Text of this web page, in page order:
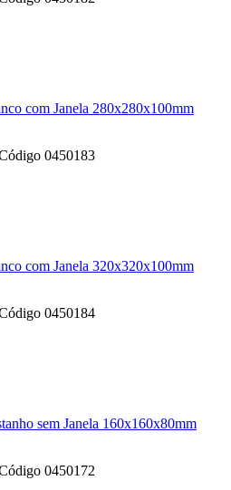
com Janela 280x280x100mm
0450183
com Janela 320x320x100mm
0450184
sem Janela 160x160x80mm
0450172